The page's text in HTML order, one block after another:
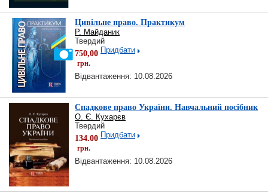
Цивільне право. Практикум
Р. Майданик
Твердий
750,00
грн.
Придбати
Відвантаження: 10.08.2026
Спадкове право України. Навчальний посібник
О. Є. Кухарєв
Твердий
134.00
грн.
Придбати
Відвантаження: 10.08.2026